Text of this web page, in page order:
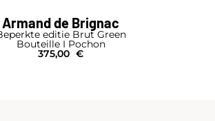
Armand de Brignac
editie Brut Green
Bouteille I Pochon
375,00 €